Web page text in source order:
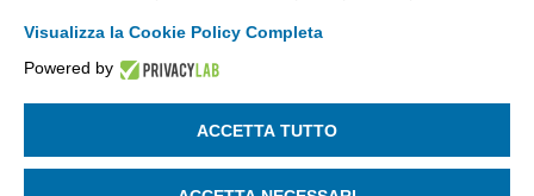
La riproduzione, anche parziale, di qualsiasi informazione o
SEGUICI SU:
Visualizza la Cookie Policy Completa
Powered by
ACCETTA TUTTO